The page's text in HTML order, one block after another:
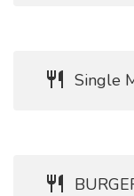
Single